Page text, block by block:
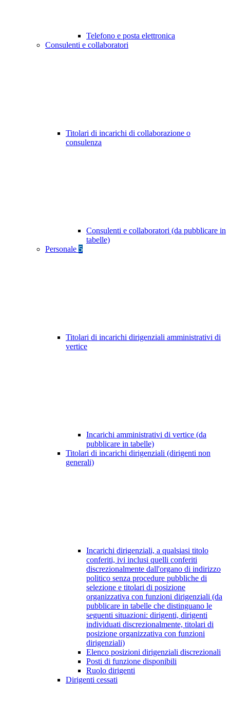
Telefono e posta elettronica
Consulenti e collaboratori
Titolari di incarichi di collaborazione o
consulenza
Consulenti e collaboratori (da pubblicare in
tabelle)
Personale 5
Titolari di incarichi dirigenziali amministrativi di
vertice
Incarichi amministrativi di vertice (da
pubblicare in tabelle)
Titolari di incarichi dirigenziali (dirigenti non
generali)
Incarichi dirigenziali, a qualsiasi titolo
conferiti, ivi inclusi quelli conferiti
discrezionalmente dall'organo di indirizzo
politico senza procedure pubbliche di
selezione e titolari di posizione
organizzativa con funzioni dirigenziali (da
pubblicare in tabelle che distinguano le
seguenti situazioni: dirigenti, dirigenti
individuati discrezionalmente, titolari di
posizione organizzativa con funzioni
dirigenziali)
Elenco posizioni dirigenziali discrezionali
Posti di funzione disponibili
Ruolo dirigenti
Dirigenti cessati